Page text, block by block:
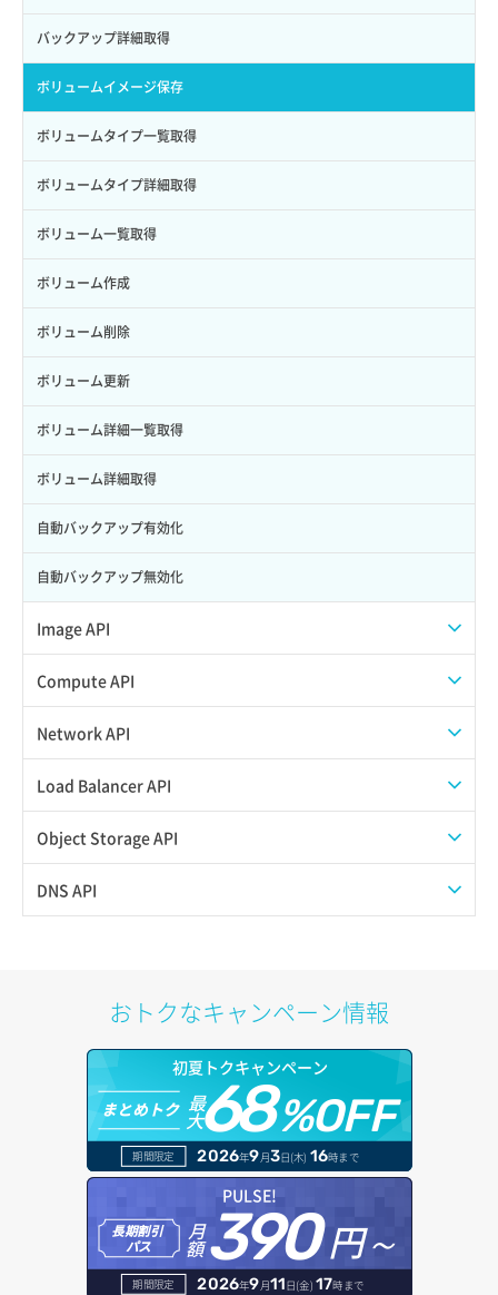
サブユーザー詳細取得
トークン発行
パーミッション一覧取得
ロールからパーミッションを紐づけ解除
ロールにパーミッションを紐づけ
ロール一覧取得
ロール作成
ロール削除
ロール更新
ロール詳細取得
バックアップ詳細取得
ボリュームイメージ保存
ボリュームタイプ一覧取得
ボリュームタイプ詳細取得
ボリューム一覧取得
ボリューム作成
ボリューム削除
ボリューム更新
ボリューム詳細一覧取得
ボリューム詳細取得
自動バックアップ有効化
自動バックアップ無効化
Image API
ISOイメージアップロード
ISOイメージ作成
イメージ一覧取得
イメージ保存容量変更
イメージ詳細取得
Compute API
ISOイメージ挿入/排出
SSHキーペア一覧取得
SSHキーペア作成
アタッチ済みポート詳細取得
アタッチ済みボリューム一覧
アタッチ済みボリューム詳細取得
コンソールURL発行
サーバーに紐づくアドレス取得
サーバーに紐づくアドレス取得（ネットワーク指定）
Network API
QoSポリシー一覧取得
QoSポリシー詳細取得
サブネット一覧取得
サブネット詳細取得
セキュリティグループ ルール一覧取得
セキュリティグループ ルール作成
セキュリティグループ ルール削除
セキュリティグループ ルール詳細取得
セキュリティグループ一覧取得
Load Balancer API
プール一覧取得
プール作成
ヘルスモニタ一覧取得
ヘルスモニタ作成
ヘルスモニタ削除
ヘルスモニタ更新
ヘルスモニタ詳細取得
Object Storage API
Web公開
オブジェクトダウンロード
オブジェクトバージョン管理
オブジェクト一覧取得
オブジェクト削除
オブジェクト削除予約
DNS API
ドメイン情報登録
ドメイン詳細取得
レコード一覧取得
レコード作成
おトクなキャンペーン情報
初夏トクキャンペーン
まとめトク 最
大68%OFF
期間限定 2026年9月3日(木) 16時まで
PULSE!
長期割引
パス
月
額390円～
期間限定 2026年9月11日(金) 17時まで